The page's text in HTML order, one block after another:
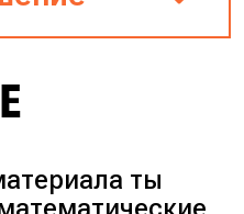
имеет вид
переменная
множители
ты